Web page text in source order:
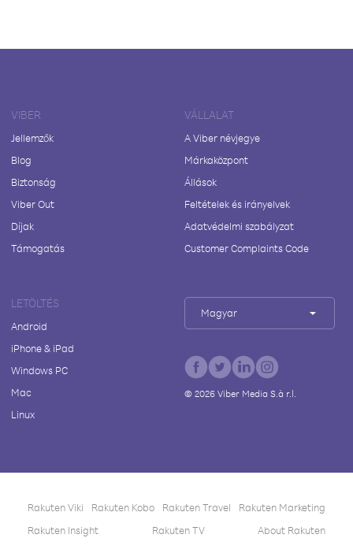
VIBER
Jellemzők
Blog
Biztonság
Viber Out
Díjak
Támogatás
VÁLLALAT
A Viber névjegye
Márkaközpont
Állások
Feltételek és irányelvek
Adatvédelmi szabályzat
Customer Complaints Code
LETÖLTÉS
Android
iPhone & iPad
Windows PC
Mac
Linux
Magyar
© 2026Viber Media S.à r.l.
Rakuten Viki Rakuten Kobo Rakuten Travel
Rakuten Marketing
Rakuten Insight
Rakuten TV About Rakuten